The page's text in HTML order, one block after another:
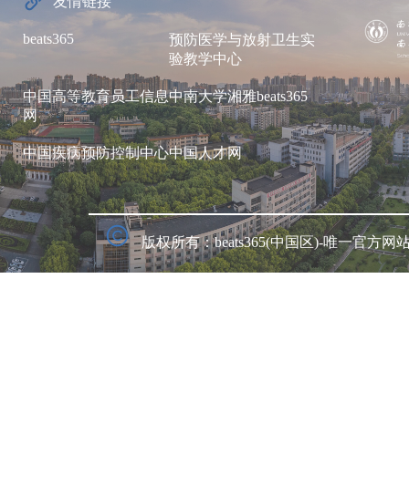
beats365
预防医学与放射卫生实
验教学中心
中国高等教育员工信息
网
中南大学湘雅beats365
中国疾病预防控制中心中国人才网
版权所有：beats365(中国区)-唯一官方网